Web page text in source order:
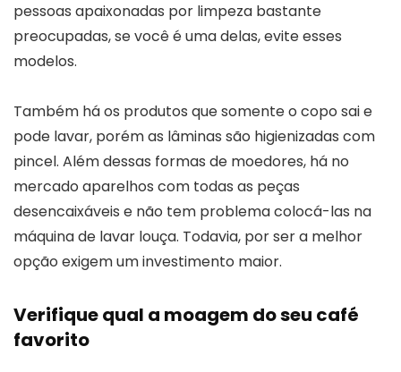
pessoas apaixonadas por limpeza bastante
preocupadas, se você é uma delas, evite esses
modelos.
Também há os produtos que somente o copo sai e
pode lavar, porém as lâminas são higienizadas com
pincel. Além dessas formas de moedores, há no
mercado aparelhos com todas as peças
desencaixáveis e não tem problema colocá-las na
máquina de lavar louça. Todavia, por ser a melhor
opção exigem um investimento maior.
Verifique qual a moagem do seu café
favorito